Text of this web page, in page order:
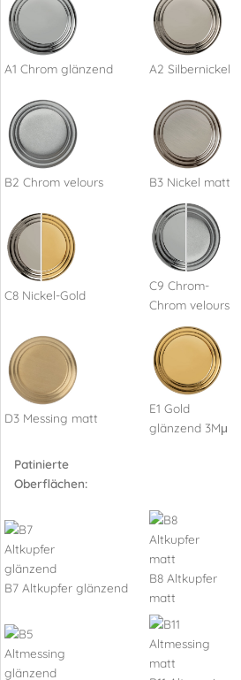
A1 Chrom glänzend A2 Silbernickel
B2 Chrom velours B3 Nickel matt
C8 Nickel-Gold
C9 Chrom-
Chrom velours
D3 Messing matt
E1 Gold
glänzend 3Mμ
Patinierte
Oberflächen:
B7 Altkupfer glänzend
B8 Altkupfer
matt